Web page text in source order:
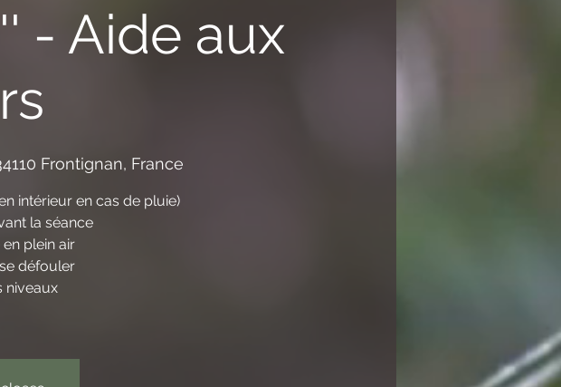
- Aide aux
Frontignan, France
intérieur en cas de pluie)
la séance
plein air
défouler
niveaux